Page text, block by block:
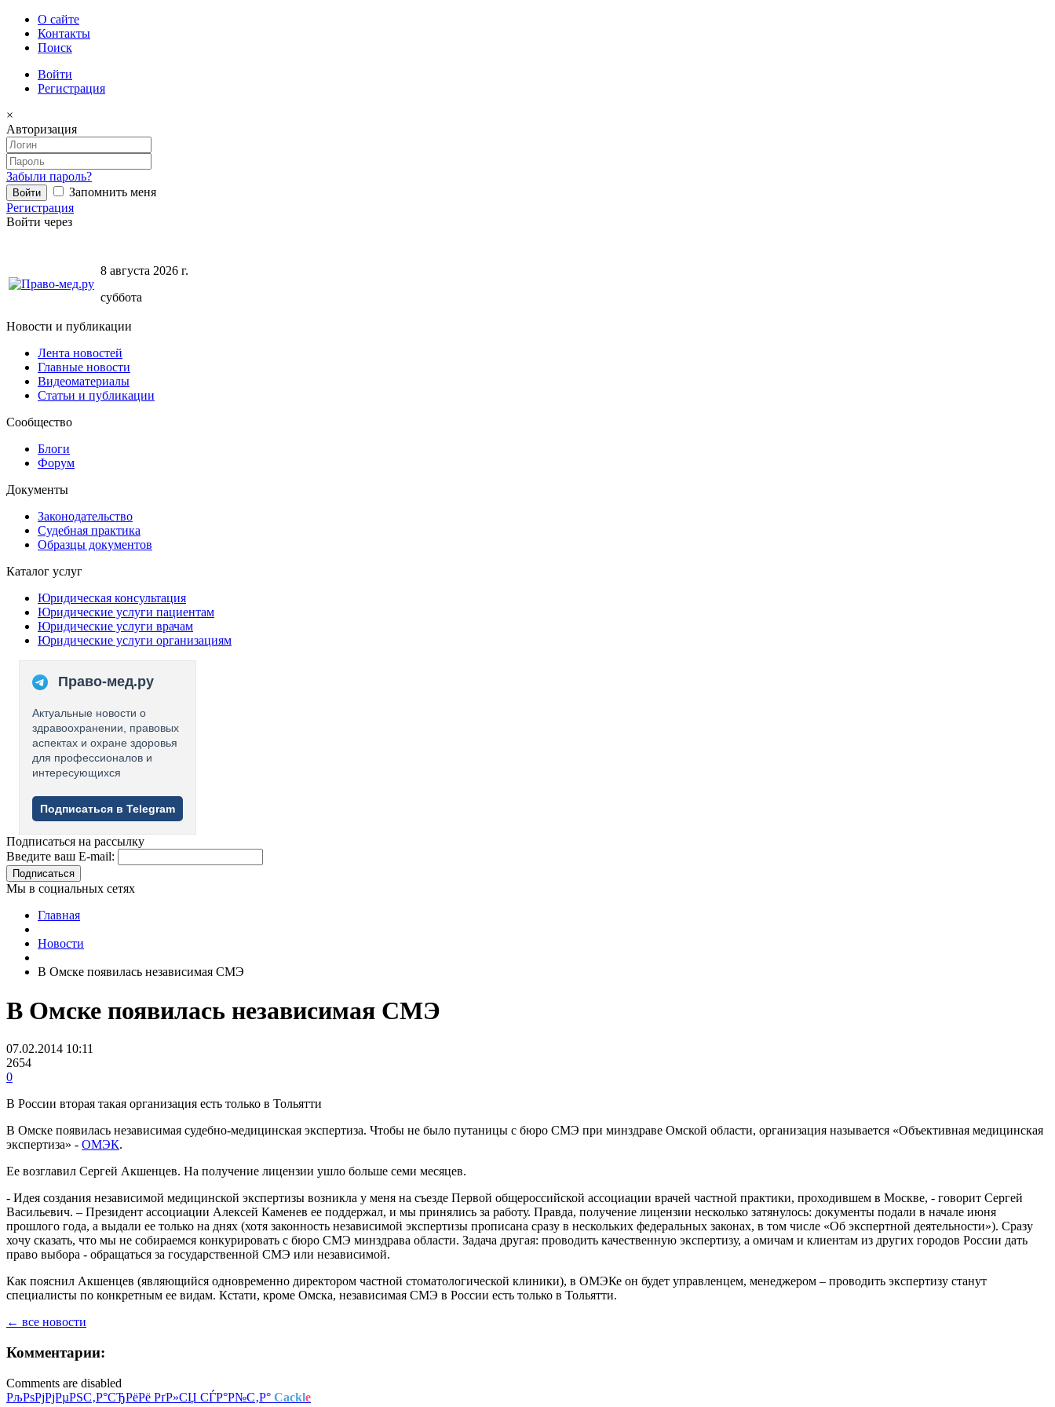
О сайте
Контакты
Поиск
Войти
Регистрация
×
Авторизация
Забыли пароль?
Запомнить меня
Регистрация
Войти через
8 августа 2026 г.
суббота
Новости и публикации
Лента новостей
Главные новости
Видеоматериалы
Статьи и публикации
Сообщество
Блоги
Форум
Документы
Законодательство
Судебная практика
Образцы документов
Каталог услуг
Юридическая консультация
Юридические услуги пациентам
Юридические услуги врачам
Юридические услуги организациям
Право-мед.ру
Актуальные новости о
здравоохранении, правовых
аспектах и охране здоровья
для профессионалов и
интересующихся
Подписаться в Telegram
Подписаться на рассылку
Введите ваш E-mail:
Подписаться
Мы в социальных сетях
Главная
Новости
В Омске появилась независимая СМЭ
В Омске появилась независимая СМЭ
07.02.2014 10:11
2654
0
В России вторая такая организация есть только в Тольятти
В Омске появилась независимая судебно-медицинская экспертиза. Чтобы не было путаницы с бюро СМЭ при минздраве Омской области, организация называется «Объективная медицинская
экспертиза» - ОМЭК.
Ее возглавил Сергей Акшенцев. На получение лицензии ушло больше семи месяцев.
- Идея создания независимой медицинской экспертизы возникла у меня на съезде Первой общероссийской ассоциации врачей частной практики, проходившем в Москве, - говорит Сергей
Васильевич. – Президент ассоциации Алексей Каменев ее поддержал, и мы принялись за работу. Правда, получение лицензии несколько затянулось: документы подали в начале июня
прошлого года, а выдали ее только на днях (хотя законность независимой экспертизы прописана сразу в нескольких федеральных законах, в том числе «Об экспертной деятельности»). Сразу
хочу сказать, что мы не собираемся конкурировать с бюро СМЭ минздрава области. Задача другая: проводить качественную экспертизу, а омичам и клиентам из других городов России дать
право выбора - обращаться за государственной СМЭ или независимой.
Как пояснил Акшенцев (являющийся одновременно директором частной стоматологической клиники), в ОМЭКе он будет управленцем, менеджером – проводить экспертизу станут
специалисты по конкретным ее видам. Кстати, кроме Омска, независимая СМЭ в России есть только в Тольятти.
← все новости
Комментарии:
Comments are disabled
РљРѕРјРјРµРЅС‚Р°СЂРёРё РґР»СЏ СЃР°Р№С‚Р° Cackle